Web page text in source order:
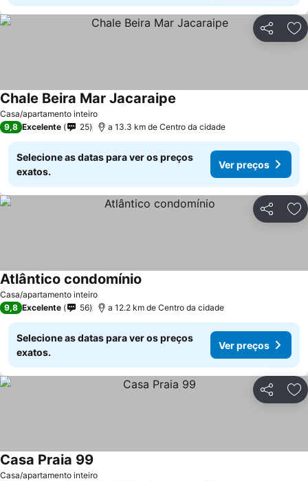
Partilhar
Casa/apartamento inteiro
Chale Beira Mar Jacaraipe
9,8 Excelente 25 a 13.3 km de Centro da cidade
Selecione as datas para ver os preços
exatos.
Ver preços
Partilhar
Casa/apartamento inteiro
Atlântico condomínio
9,8 Excelente 56 a 12.2 km de Centro da cidade
Selecione as datas para ver os preços
exatos.
Ver preços
Partilhar
Casa/apartamento inteiro
Casa Praia 99